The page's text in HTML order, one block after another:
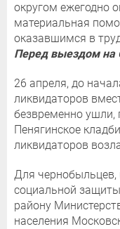
округом ежегодно
материальная
оказавшимся в
Перед выездом
26 апреля, до
ликвидаторов
безвременно ушли,
Пенягинское
ликвидаторов
Для чернобыльцев,
социальной
району
населения